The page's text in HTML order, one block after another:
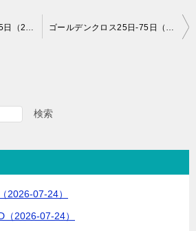
ゴールデンクロス5日-25日（2026-07-08） ゴールデンクロス25日-75日（2026-07-08）
検索
2026-07-24）
2026-07-24）